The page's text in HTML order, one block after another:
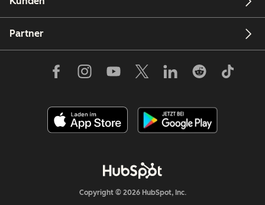
Partner
Copyright © 2026 HubSpot, Inc.